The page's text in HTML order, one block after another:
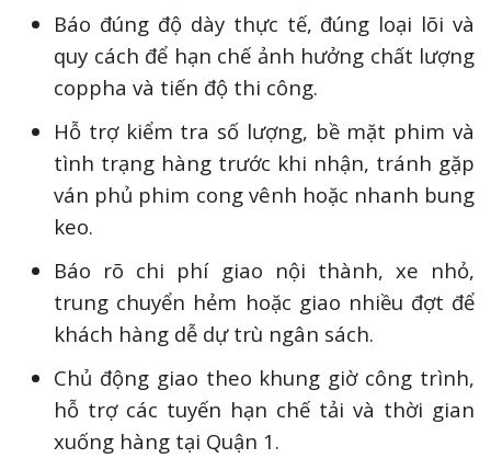
Báo đúng độ dày thực tế, đúng loại lõi và
quy cách để hạn chế ảnh hưởng chất lượng
coppha và tiến độ thi công.
Hỗ trợ kiểm tra số lượng, bề mặt phim và
tình trạng hàng trước khi nhận, tránh gặp
ván phủ phim cong vênh hoặc nhanh bung
keo.
Báo rõ chi phí giao nội thành, xe nhỏ,
trung chuyển hẻm hoặc giao nhiều đợt để
khách hàng dễ dự trù ngân sách.
Chủ động giao theo khung giờ công trình,
hỗ trợ các tuyến hạn chế tải và thời gian
xuống hàng tại Quận 1.